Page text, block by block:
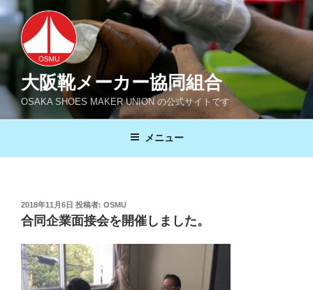
コ
ン
テ
へ
プ
大阪靴メーカー協同組合
OSAKA SHOES MAKER UNION の公式サイトです
メニュー
投
稿
日:
2018年11月6日 投稿者: OSMU
合同企業面接会を開催しました。